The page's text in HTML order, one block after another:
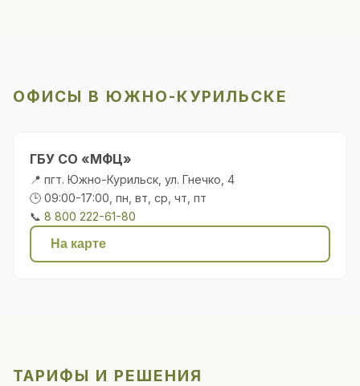
ОФИСЫ В ЮЖНО-КУРИЛЬСКЕ
ГБУ СО «МФЦ»
📍 пгт. Южно-Курильск, ул. Гнечко, 4
🕒 09:00-17:00, пн, вт, ср, чт, пт
📞 8 800 222-61-80
На карте
ТАРИФЫ И РЕШЕНИЯ